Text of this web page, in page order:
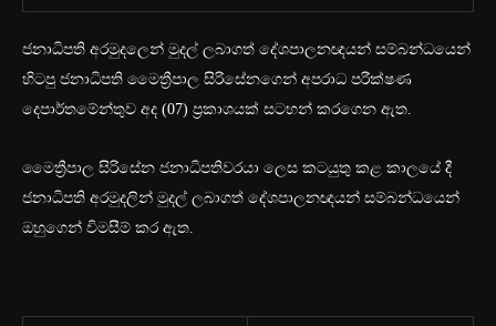
ජනාධිපති අරමුදලෙන් මුදල් ලබාගත් දේශපාලනඥයන් සම්බන්ධයෙන්
හිටපු ජනාධිපති මෛත්‍රීපාල සිරිසේනගෙන් අපරාධ පරීක්ෂණ
දෙපාර්තමේන්තුව අද (07) ප්‍රකාශයක් සටහන් කරගෙන ඇත.
මෛත්‍රීපාල සිරිසේන ජනාධිපතිවරයා ලෙස කටයුතු කළ කාලයේ දී
ජනාධිපති අරමුදලින් මුදල් ලබාගත් දේශපාලනඥයන් සම්බන්ධයෙන්
ඔහුගෙන් විමසීම් කර ඇත.